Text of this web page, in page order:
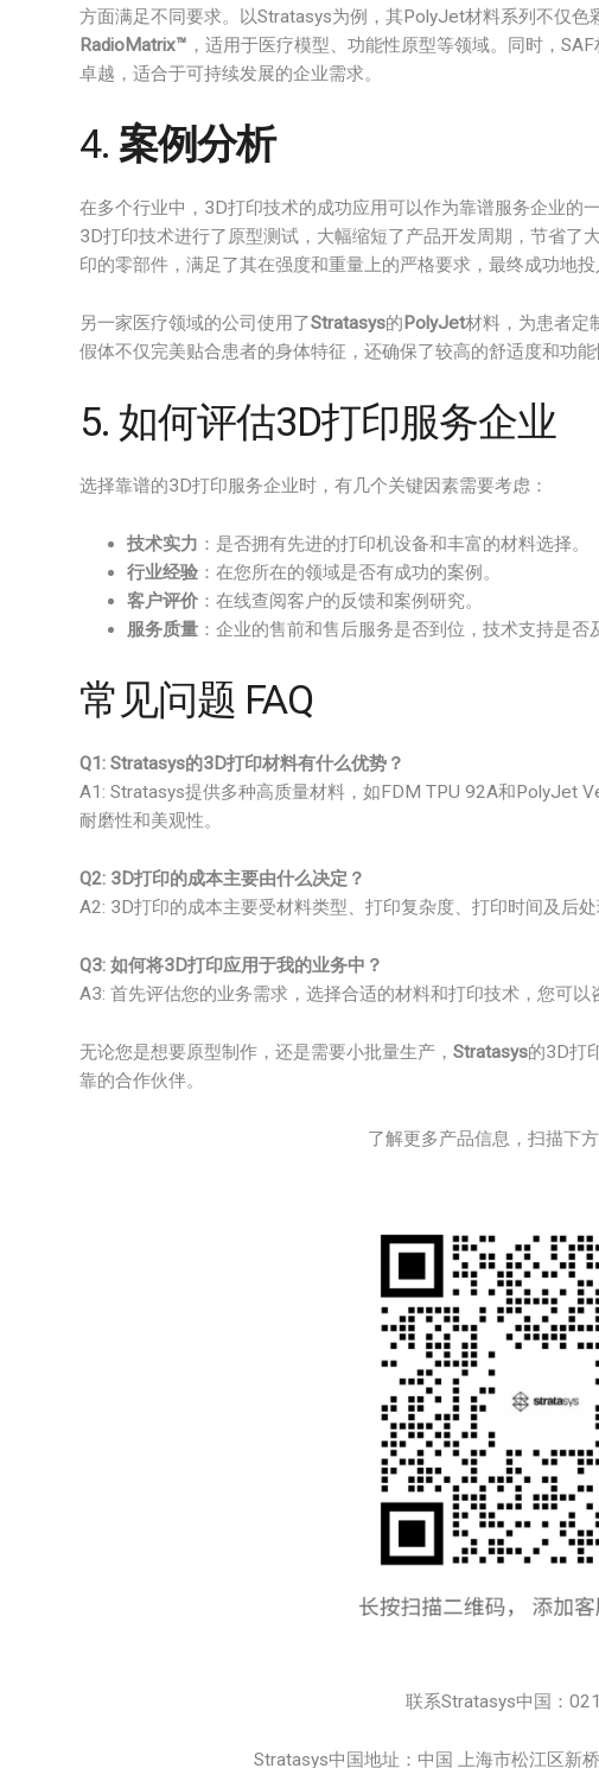
方面满足不同要求。以Stratasys为例，其PolyJet材料系列不仅色
RadioMatrix™ ，适用于医疗模型、功能性原型等领域。同时，SAF
卓越，适合于可持续发展的企业需求。
4. 案例分析
在多个行业中，3D打印技术的成功应用可以作为靠谱服务企业的
3D打印技术进行了原型测试，大幅缩短了产品开发周期，节省了
印的零部件，满足了其在强度和重量上的严格要求，最终成功地投
另一家医疗领域的公司使用了Stratasys的PolyJet材料，为患者定
假体不仅完美贴合患者的身体特征，还确保了较高的舒适度和功能
5. 如何评估3D打印服务企业
选择靠谱的3D打印服务企业时，有几个关键因素需要考虑：
技术实力 ：是否拥有先进的打印机设备和丰富的材料选择。
行业经验 ：在您所在的领域是否有成功的案例。
客户评价 ：在线查阅客户的反馈和案例研究。
服务质量 ：企业的售前和售后服务是否到位，技术支持是否
常见问题 FAQ
Q1: Stratasys的3D打印材料有什么优势？
A1: Stratasys提供多种高质量材料，如FDM TPU 92A和PolyJet
耐磨性和美观性。
Q2: 3D打印的成本主要由什么决定？
A2: 3D打印的成本主要受材料类型、打印复杂度、打印时间及后处
Q3: 如何将3D打印应用于我的业务中？
A3: 首先评估您的业务需求，选择合适的材料和打印技术，您可以
无论您是想要原型制作，还是需要小批量生产， Stratasys的3D打
靠的合作伙伴。
了解更多产品信息，扫描下
联系Stratasys中国：
Stratasys中国地址：中国 上海市松江区新